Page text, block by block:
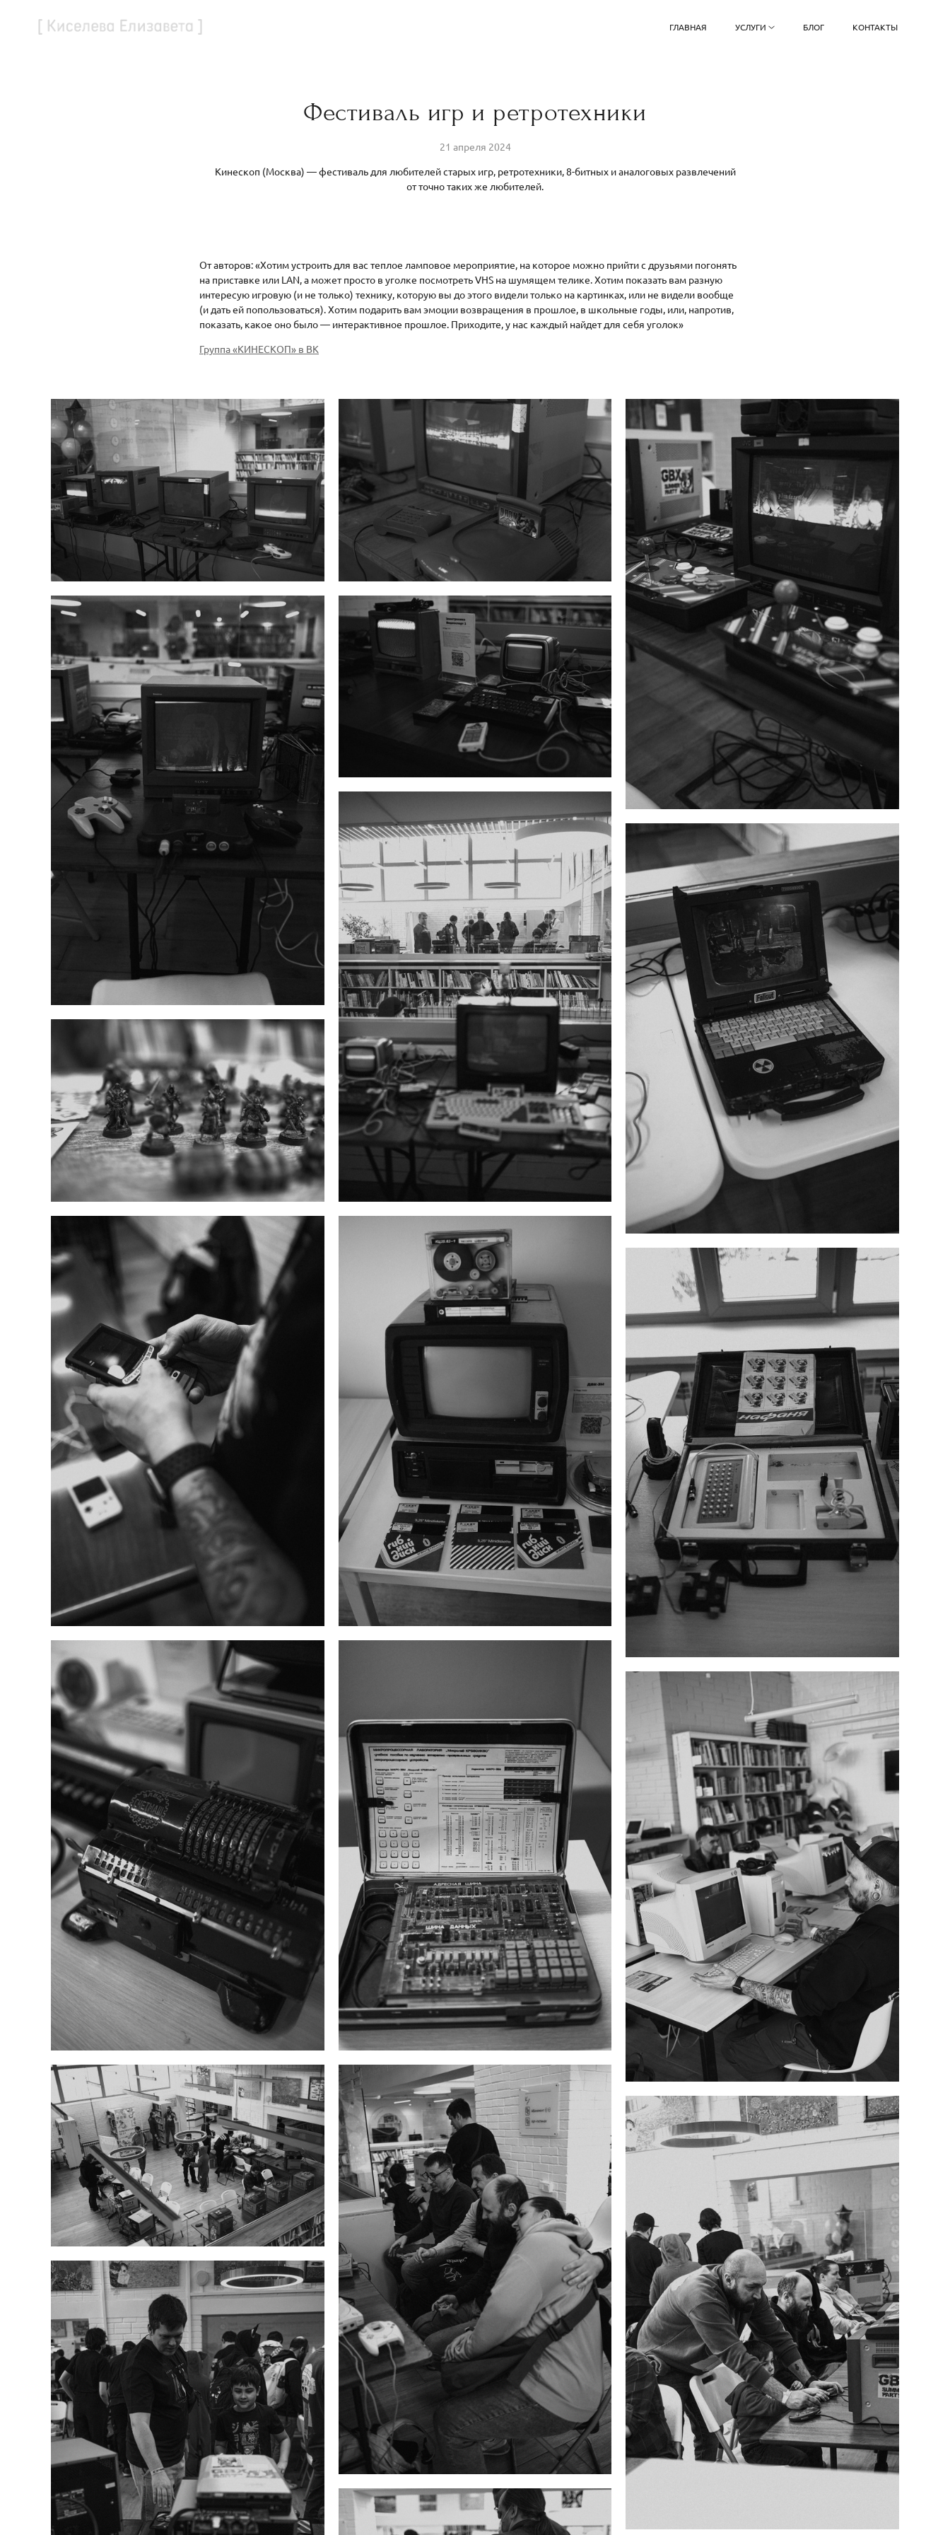
ГЛАВНАЯ УСЛУГИ БЛОГ КОНТАКТЫ
Фестиваль игр и ретротехники
21 апреля 2024
Кинескоп (Москва) — фестиваль для любителей старых игр, ретротехники, 8-битных и аналоговых развлечений
от точно таких же любителей.
От авторов: «Хотим устроить для вас теплое ламповое мероприятие, на которое можно прийти с друзьями погонять
на приставке или LAN, а может просто в уголке посмотреть VHS на шумящем телике. Хотим показать вам разную
интересую игровую (и не только) технику, которую вы до этого видели только на картинках, или не видели вообще
(и дать ей попользоваться). Хотим подарить вам эмоции возвращения в прошлое, в школьные годы, или, напротив,
показать, какое оно было — интерактивное прошлое. Приходите, у нас каждый найдет для себя уголок»
Группа «КИНЕСКОП» в ВК